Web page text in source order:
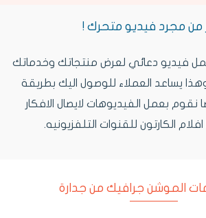
من مجرد فيديو متحرك !
فيديو دعائي لعرض منتجاتك وخدماتك
يساعد العملاء للوصول اليك بطريقة
نقوم بعمل الفيديوهات لايصال الافكار
الكارتون للقنوات التلفزيونيه.
الموشن جرافيك من جدارة